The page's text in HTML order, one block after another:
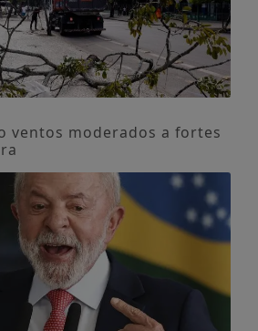
ventos moderados a fortes